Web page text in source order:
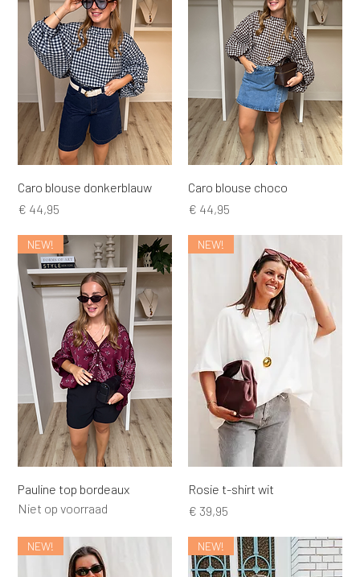
Caro blouse donkerblauw
Prijs
€ 44,95
Caro blouse choco
Prijs
€ 44,95
NEW!
Pauline top bordeaux
Niet op voorraad
NEW!
Rosie t-shirt wit
Prijs
€ 39,95
NEW! NEW!